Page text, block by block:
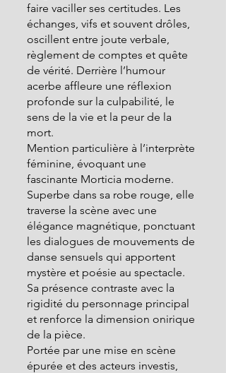
faire vaciller ses certitudes. Les
échanges, vifs et souvent drôles,
oscillent entre joute verbale,
règlement de comptes et quête
de vérité. Derrière l’humour
acerbe affleure une réflexion
profonde sur la culpabilité, le
sens de la vie et la peur de la
mort.
Mention particulière à l’interprète
féminine, évoquant une
fascinante Morticia moderne.
Superbe dans sa robe rouge, elle
traverse la scène avec une
élégance magnétique, ponctuant
les dialogues de mouvements de
danse sensuels qui apportent
mystère et poésie au spectacle.
Sa présence contraste avec la
rigidité du personnage principal
et renforce la dimension onirique
de la pièce.
Portée par une mise en scène
épurée et des acteurs investis,